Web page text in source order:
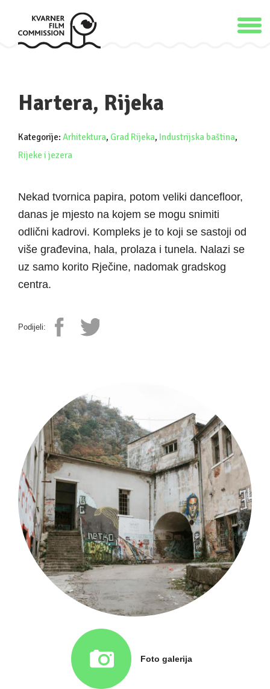
Hartera, Rijeka
Kategorije: Arhitektura, Grad Rijeka, Industrijska baština,
Rijeke i jezera
Nekad tvornica papira, potom veliki dancefloor,
danas je mjesto na kojem se mogu snimiti
odlični kadrovi. Kompleks je to koji se sastoji od
više građevina, hala, prolaza i tunela. Nalazi se
uz samo korito Rječine, nadomak gradskog
centra.
Podijeli:
Foto galerija